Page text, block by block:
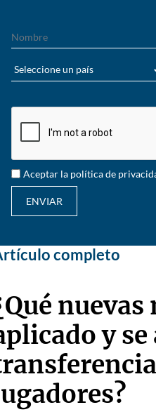
Aceptar la política de
ENVIAR
completo
y